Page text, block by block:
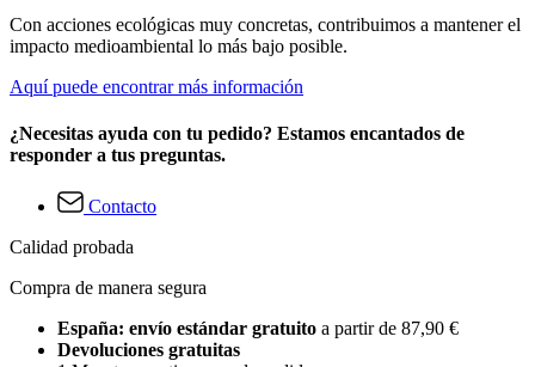
Con acciones ecológicas muy concretas, contribuimos a mantener el
impacto medioambiental lo más bajo posible.
Aquí puede encontrar más información
¿Necesitas ayuda con tu pedido? Estamos encantados de
responder a tus preguntas.
Contacto
Calidad probada
Compra de manera segura
España: envío estándar gratuito a partir de 87,90 €
Devoluciones gratuitas